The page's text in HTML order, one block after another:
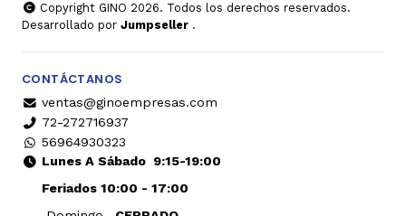
Copyright GINO 2026. Todos los derechos reservados.
Desarrollado por Jumpseller .
CONTÁCTANOS
ventas@ginoempresas.com
72-272716937
56964930323
Lunes A Sábado9:15-19:00
Feriados 10:00 - 17:00